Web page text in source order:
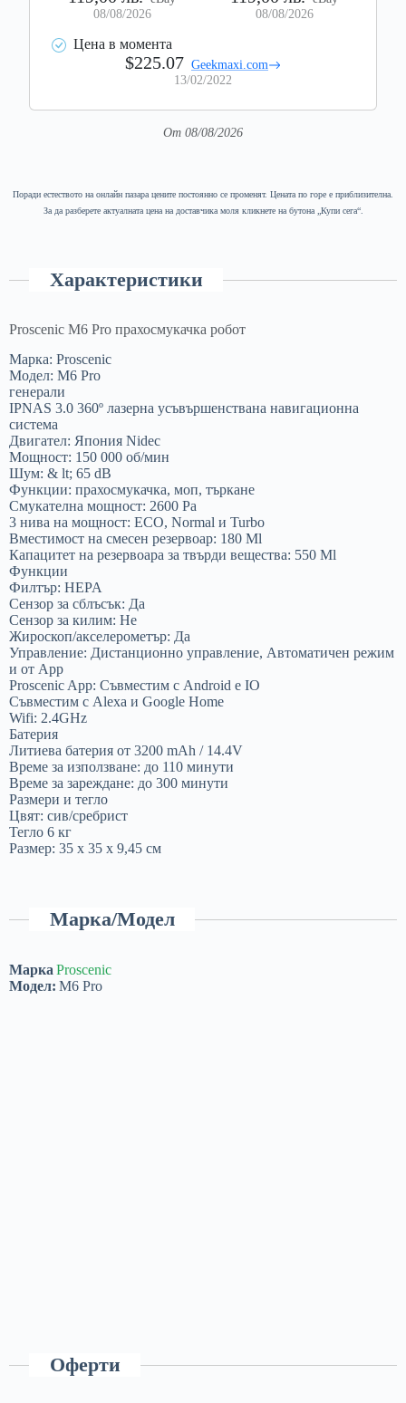
08/08/2026
08/08/2026
Цена в момента
$225.07 Geekmaxi.com
13/02/2022
От 08/08/2026
Поради естеството на онлайн пазара цените постоянно се променят. Цената по горе е приблизителна.
За да разберете актуалната цена на доставчика моля кликнете на бутона „Купи сега“.
Характеристики
Proscenic M6 Pro прахосмукачка робот
Марка: Proscenic
Модел: M6 Pro
генерали
IPNAS 3.0 360º лазерна усъвършенствана навигационна
система
Двигател: Япония Nidec
Мощност: 150 000 об/мин
Шум: & lt; 65 dB
Функции: прахосмукачка, моп, търкане
Смукателна мощност: 2600 Pa
3 нива на мощност: ECO, Normal и Turbo
Вместимост на смесен резервоар: 180 Ml
Капацитет на резервоара за твърди вещества: 550 Ml
Функции
Филтър: HEPA
Сензор за сблъсък: Да
Сензор за килим: Не
Жироскоп/акселерометър: Да
Управление: Дистанционно управление, Автоматичен режим
и от App
Proscenic App: Съвместим с Android e IO
Съвместим с Alexa и Google Home
Wifi: 2.4GHz
Батерия
Литиева батерия от 3200 mAh / 14.4V
Време за използване: до 110 минути
Време за зареждане: до 300 минути
Размери и тегло
Цвят: сив/сребрист
Тегло 6 кг
Размер: 35 х 35 х 9,45 см
Марка/Модел
Марка Proscenic
Модел: M6 Pro
Оферти